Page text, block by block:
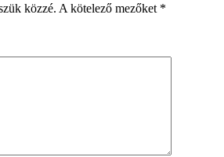
közzé. A kötelező mezőket *